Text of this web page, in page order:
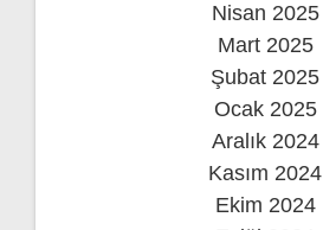
Nisan 2025
Mart 2025
Şubat 2025
Ocak 2025
Aralık 2024
Kasım 2024
Ekim 2024